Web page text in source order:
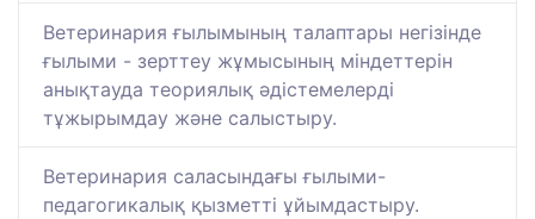
Ветеринария ғылымының талаптары негізінде
ғылыми - зерттеу жұмысының міндеттерін
анықтауда теориялық әдістемелерді
тұжырымдау және салыстыру.
Ветеринария саласындағы ғылыми-
педагогикалық қызметті ұйымдастыру.